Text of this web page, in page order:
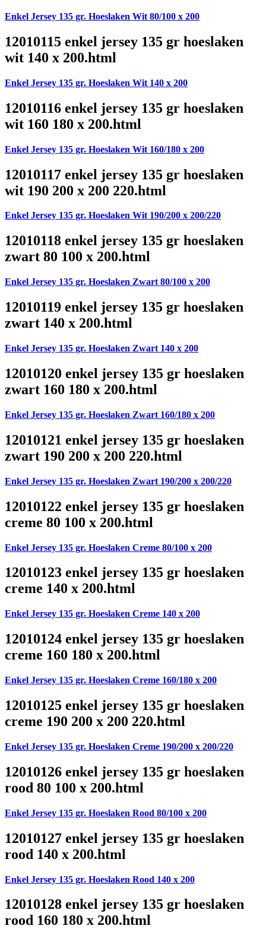
Enkel Jersey 135 gr. Hoeslaken Wit 80/100 x 200
12010115 enkel jersey 135 gr hoeslaken
wit 140 x 200.html
Enkel Jersey 135 gr. Hoeslaken Wit 140 x 200
12010116 enkel jersey 135 gr hoeslaken
wit 160 180 x 200.html
Enkel Jersey 135 gr. Hoeslaken Wit 160/180 x 200
12010117 enkel jersey 135 gr hoeslaken
wit 190 200 x 200 220.html
Enkel Jersey 135 gr. Hoeslaken Wit 190/200 x 200/220
12010118 enkel jersey 135 gr hoeslaken
zwart 80 100 x 200.html
Enkel Jersey 135 gr. Hoeslaken Zwart 80/100 x 200
12010119 enkel jersey 135 gr hoeslaken
zwart 140 x 200.html
Enkel Jersey 135 gr. Hoeslaken Zwart 140 x 200
12010120 enkel jersey 135 gr hoeslaken
zwart 160 180 x 200.html
Enkel Jersey 135 gr. Hoeslaken Zwart 160/180 x 200
12010121 enkel jersey 135 gr hoeslaken
zwart 190 200 x 200 220.html
Enkel Jersey 135 gr. Hoeslaken Zwart 190/200 x 200/220
12010122 enkel jersey 135 gr hoeslaken
creme 80 100 x 200.html
Enkel Jersey 135 gr. Hoeslaken Creme 80/100 x 200
12010123 enkel jersey 135 gr hoeslaken
creme 140 x 200.html
Enkel Jersey 135 gr. Hoeslaken Creme 140 x 200
12010124 enkel jersey 135 gr hoeslaken
creme 160 180 x 200.html
Enkel Jersey 135 gr. Hoeslaken Creme 160/180 x 200
12010125 enkel jersey 135 gr hoeslaken
creme 190 200 x 200 220.html
Enkel Jersey 135 gr. Hoeslaken Creme 190/200 x 200/220
12010126 enkel jersey 135 gr hoeslaken
rood 80 100 x 200.html
Enkel Jersey 135 gr. Hoeslaken Rood 80/100 x 200
12010127 enkel jersey 135 gr hoeslaken
rood 140 x 200.html
Enkel Jersey 135 gr. Hoeslaken Rood 140 x 200
12010128 enkel jersey 135 gr hoeslaken
rood 160 180 x 200.html